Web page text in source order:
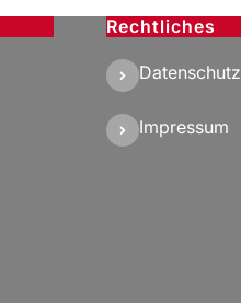
Rechtliches
Datenschutz
Impressum